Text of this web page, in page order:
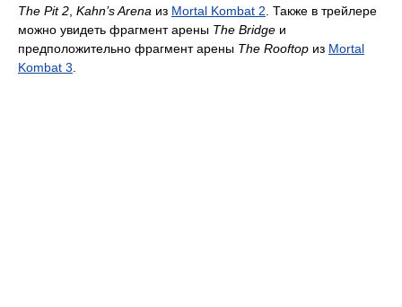
The Pit 2 Kahn’s Arena из Mortal Kombat 2 . Также в трейлере
можно увидеть фрагмент арены The Bridge и
предположительно фрагмент арены The Rooftop из Mortal
Kombat 3